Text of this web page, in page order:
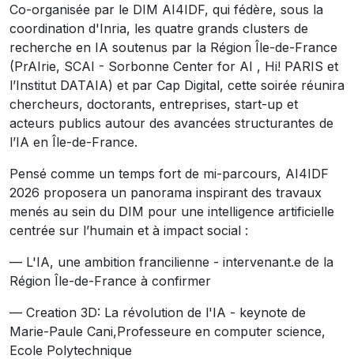
Co-organisée par le DIM AI4IDF, qui fédère, sous la
coordination d'Inria, les quatre grands clusters de
recherche en IA soutenus par la Région Île-de-France
(PrAIrie, SCAI - Sorbonne Center for AI , Hi! PARIS et
l’Institut DATAIA) et par Cap Digital, cette soirée réunira
chercheurs, doctorants, entreprises, start-up et
acteurs publics autour des avancées structurantes de
l’IA en Île-de-France.
Pensé comme un temps fort de mi-parcours, AI4IDF
2026 proposera un panorama inspirant des travaux
menés au sein du DIM pour une intelligence artificielle
centrée sur l’humain et à impact social :
— L'IA, une ambition francilienne - intervenant.e de la
Région Île-de-France à confirmer
— Creation 3D: La révolution de l'IA - keynote de
Marie-Paule Cani,Professeure en computer science,
Ecole Polytechnique